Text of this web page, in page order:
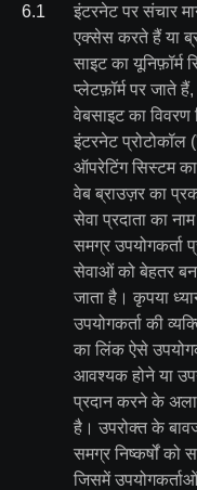
6.1
इंटरनेट पर संचार
एक्सेस करते हैं या
साइट का यूनिफ़ॉर्म
प्लेटफ़ॉर्म पर जाते
वेबसाइट का
इंटरनेट प्रोटोकॉल
ऑपरेटिंग सिस्टम का
वेब ब्राउज़र का
सेवा प्रदाता का
समग्र उपयोगकर्ता
सेवाओं को बेहतर
जाता है। कृपया
उपयोगकर्ता की
का लिंक ऐसे
आवश्यक होने या
प्रदान करने के
है। उपरोक्त के
समग्र निष्कर्षों को
जिसमें